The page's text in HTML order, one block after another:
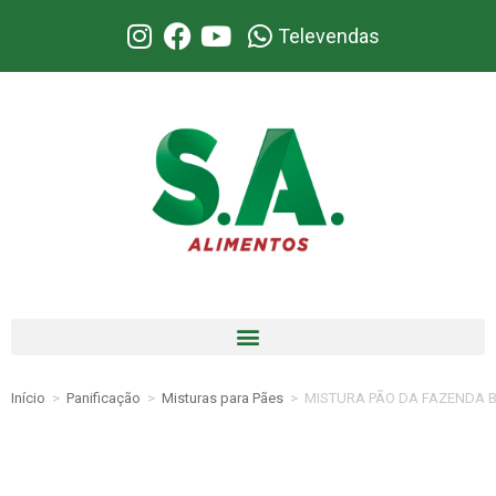
Televendas
Início > Panificação > Misturas para Pães > MISTURA PÃO DA FAZENDA